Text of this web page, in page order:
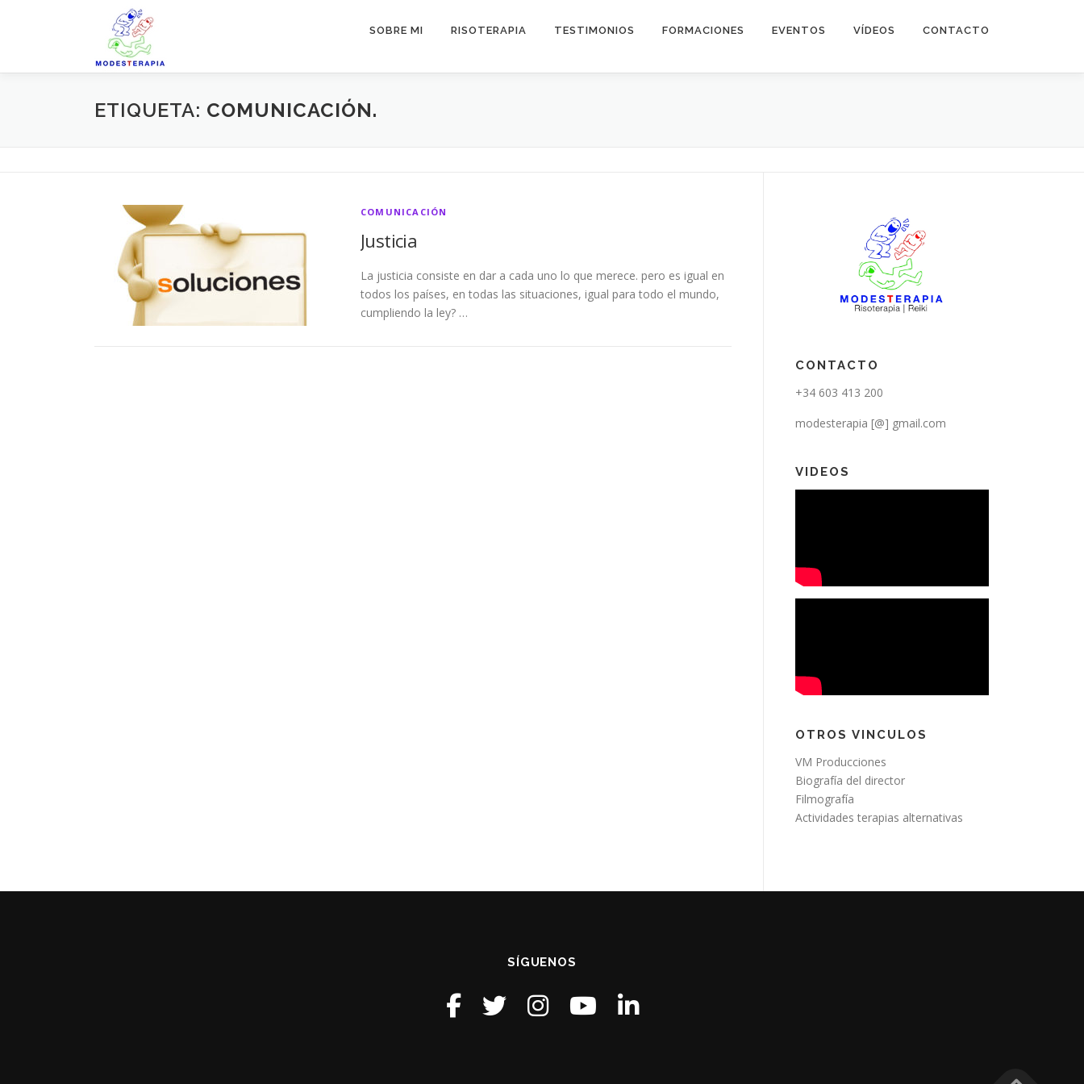
SOBRE MI RISOTERAPIA TESTIMONIOS FORMACIONES EVENTOS VÍDEOS CONTACTO
ETIQUETA: COMUNICACIÓN.
COMUNICACIÓN
Justicia
La justicia consiste en dar a cada uno lo que merece. pero es igual en
todos los países, en todas las situaciones, igual para todo el mundo,
cumpliendo la ley? …
CONTACTO
+34 603 413 200
modesterapia [@] gmail.com
VIDEOS
OTROS VINCULOS
VM Producciones
Biografía del director
Filmografía
Actividades terapias alternativas
SÍGUENOS